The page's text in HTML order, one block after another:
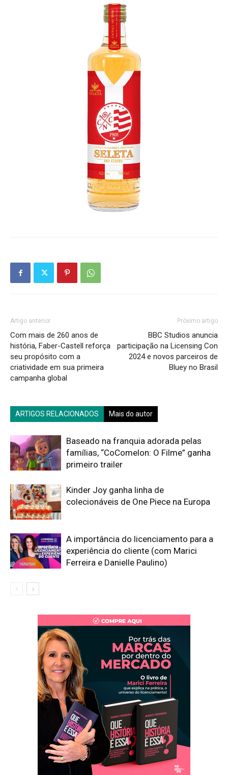
Artigo anterior
Com mais de 260 anos de
história, Faber-Castell reforça
seu propósito com a
criatividade em sua primeira
campanha global
Próximo artigo
BBC Studios anuncia
participação na Licensing Con
2024 e novos parceiros de
Bluey no Brasil
ARTIGOS RELACIONADOS Mais do autor
Baseado na franquia adorada pelas
famílias, “CoComelon: O Filme” ganha
primeiro trailer
Kinder Joy ganha linha de
colecionáveis de One Piece na Europa
A importância do licenciamento para a
experiência do cliente (com Marici
Ferreira e Danielle Paulino)